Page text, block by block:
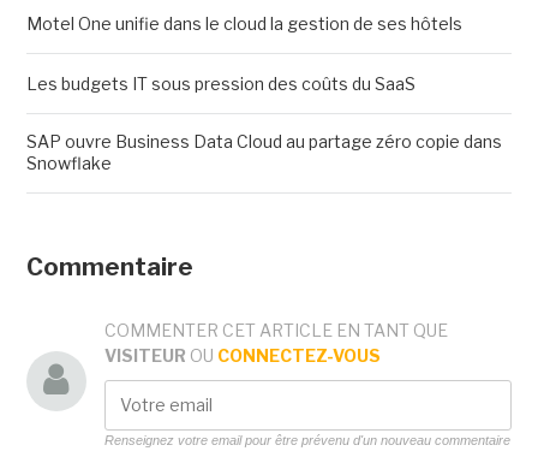
Motel One unifie dans le cloud la gestion de ses hôtels
Les budgets IT sous pression des coûts du SaaS
SAP ouvre Business Data Cloud au partage zéro copie dans
Snowflake
Commentaire
COMMENTER CET ARTICLE EN TANT QUE
VISITEUR OU CONNECTEZ-VOUS
Renseignez votre email pour être prévenu d'un nouveau commentaire